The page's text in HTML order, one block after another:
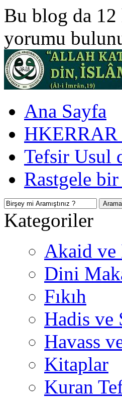
Bu blog da 12
yorumu
Ana Sayfa
HKERRAR
Tefsir Usul
Rastgele
Kategoriler
Akaid
Dini
Fıkıh
Hadis ve
Havass
Kitaplar
Kuran